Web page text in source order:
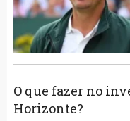
O que fazer no
Horizonte?